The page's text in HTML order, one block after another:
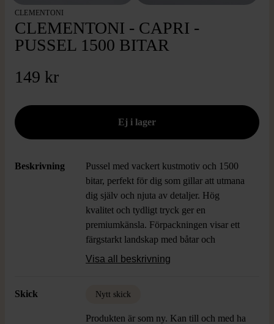
CLEMENTONI
CLEMENTONI - CAPRI -
PUSSEL 1500 BITAR
149 kr
Beskrivning
Pussel med vackert kustmotiv och 1500
bitar, perfekt för dig som gillar att utmana
dig själv och njuta av detaljer. Hög
kvalitet och tydligt tryck ger en
premiumkänsla. Förpackningen visar ett
färgstarkt landskap med båtar och
karakteristiska byggnader, vilket ger hela
Visa all beskrivning
Skick Nytt skick
Produkten är som ny. Kan till och med ha